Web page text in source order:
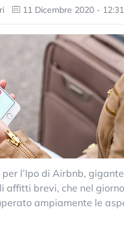
11 Dicembre 2020 - 12:31
per l’Ipo di Airbnb, gigante
affitti brevi, che nel
ampiamente le